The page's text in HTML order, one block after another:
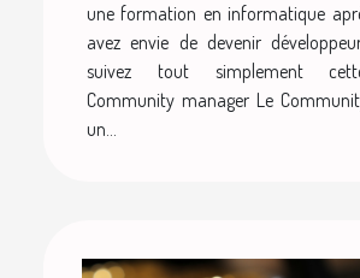
une formation en informatique
avez envie de devenir
suivez tout simplement
Community manager Le
un...